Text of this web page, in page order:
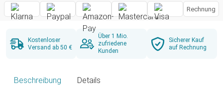
Rechnung
Kostenloser
Versand ab 50 €
Über 1 Mio.
zufriedene
Kunden
Sicherer Kauf
auf Rechnung
Beschreibung Details